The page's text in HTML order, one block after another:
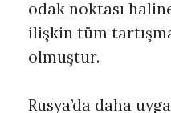
odak noktası
ilişkin tüm
olmuştur.
Rusya’da daha